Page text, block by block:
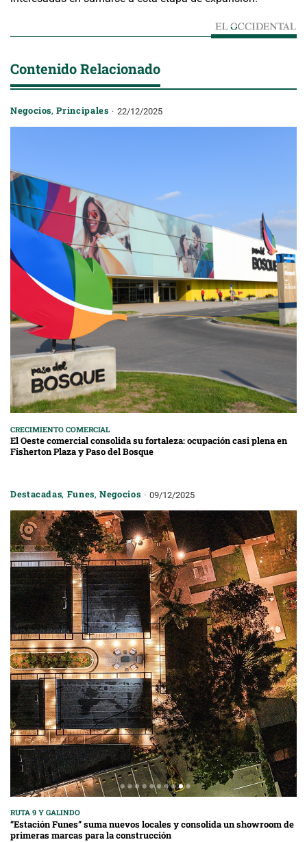
Contenido Relacionado
Negocios,Principales 22/12/2025
CRECIMIENTO COMERCIAL
El Oeste comercial consolida su fortaleza: ocupación casi plena en
Fisherton Plaza y Paso del Bosque
Destacadas, Funes,Negocios 09/12/2025
RUTA 9 Y GALINDO
“Estación Funes” suma nuevos locales y consolida un showroom de
primeras marcas para la construcción